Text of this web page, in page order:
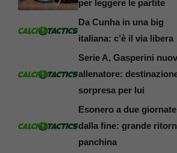
per leggere le partite
Da Cunha in una big
italiana: c’è il via libera
Serie A, Gasperini
allenatore:
sorpresa per lui
Esonero a due giornate
dalla fine: grande
panchina